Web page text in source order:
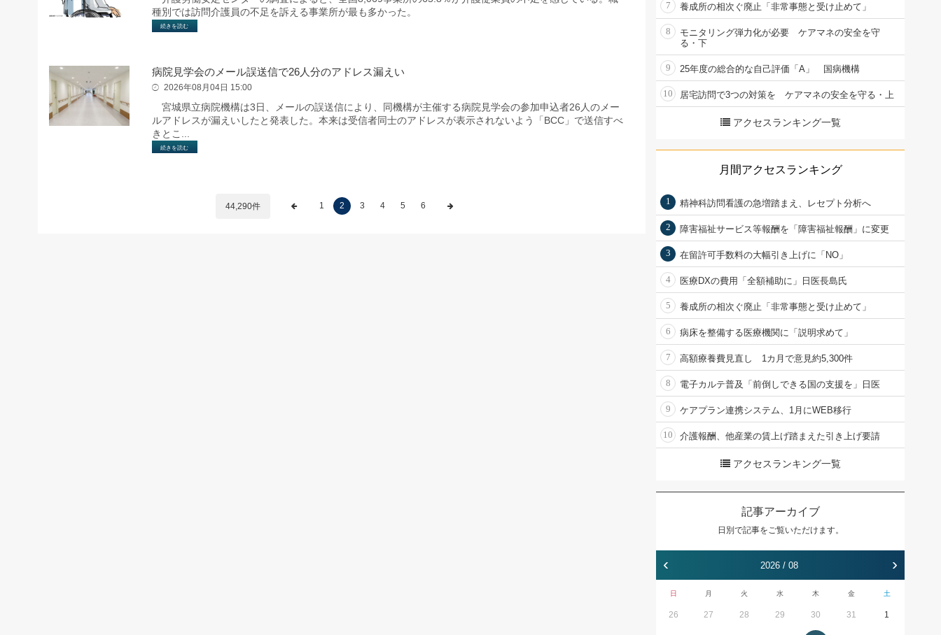
種別では訪問介護員の不足を訴える事業所が最も多かった。
続きを読む
病院見学会のメール誤送信で26人分のアドレス漏えい
2026年08月04日 15:00
宮城県立病院機構は3日、メールの誤送信により、同機構が主催する病院見学会の参加申込者26人のメー
ルアドレスが漏えいしたと発表した。本来は受信者同士のアドレスが表示されないよう「BCC」で送信すべ
きとこ...
続きを読む
44,290件 1 2 3 4 5 6
7 養成所の相次ぐ廃止「非常事態と受け止めて」
8
モニタリング弾力化が必要 ケアマネの安全を守
る・下
9 25年度の総合的な自己評価「A」 国病機構
10 居宅訪問で3つの対策を ケアマネの安全を守る・上
アクセスランキング一覧
月間アクセスランキング
1 精神科訪問看護の急増踏まえ、レセプト分析へ
2 障害福祉サービス等報酬を「障害福祉報酬」に変更
3 在留許可手数料の大幅引き上げに「NO」
4 医療DXの費用「全額補助に」日医長島氏
5 養成所の相次ぐ廃止「非常事態と受け止めて」
6 病床を整備する医療機関に「説明求めて」
7 高額療養費見直し 1カ月で意見約5,300件
8 電子カルテ普及「前倒しできる国の支援を」日医
9 ケアプラン連携システム、1月にWEB移行
10 介護報酬、他産業の賃上げ踏まえた引き上げ要請
アクセスランキング一覧
記事アーカイブ
日別で記事をご覧いただけます。
‹ 2026 / 08 ›
日 月 火 水 木 金 土
26 27 28 29 30 31 1